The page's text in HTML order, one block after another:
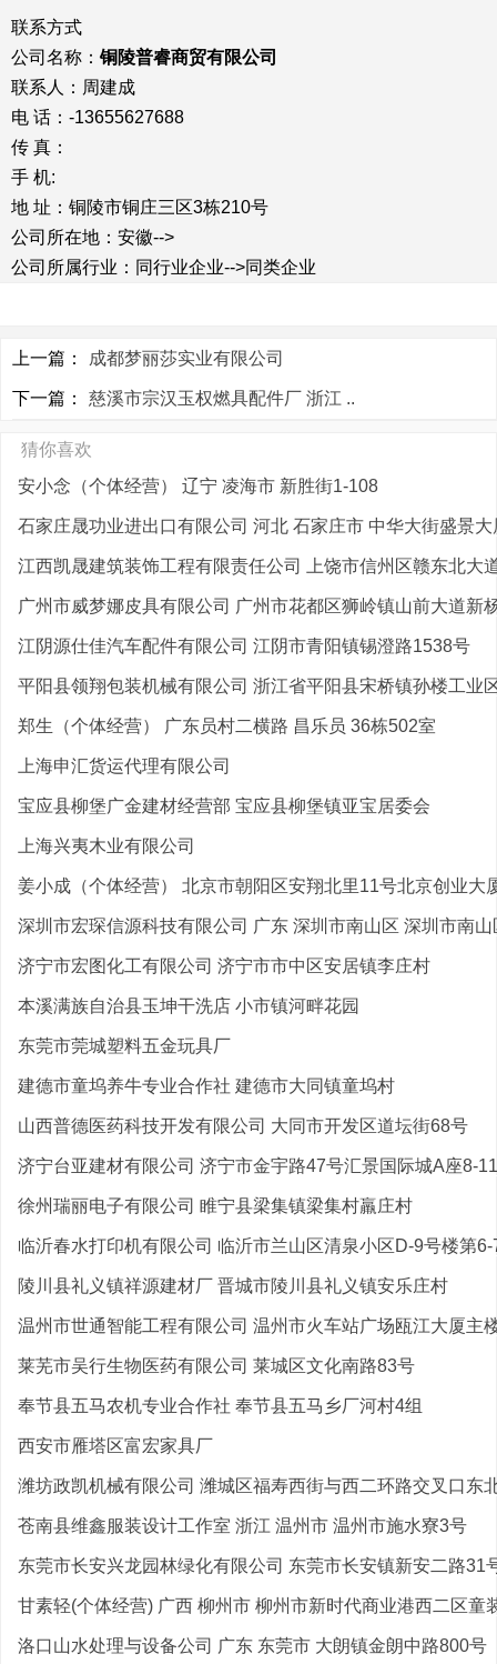
联系方式
公司名称： 铜陵普睿商贸有限公司
联系人：周建成
电 话：-13655627688
传 真：
手 机:
地 址：铜陵市铜庄三区3栋210号
公司所在地：安徽-->
公司所属行业：同行业企业-->同类企业
上一篇： 成都梦丽莎实业有限公司
下一篇： 慈溪市宗汉玉权燃具配件厂 浙江 ..
猜你喜欢
安小念（个体经营） 辽宁 凌海市 新胜街1-108
石家庄晟功业进出口有限公司 河北 石家庄市 中华大街盛景大
江西凯晟建筑装饰工程有限责任公司 上饶市信州区赣东北大
广州市威梦娜皮具有限公司 广州市花都区狮岭镇山前大道新
江阴源仕佳汽车配件有限公司 江阴市青阳镇锡澄路1538号
平阳县领翔包装机械有限公司 浙江省平阳县宋桥镇孙楼工业
郑生（个体经营） 广东员村二横路 昌乐员 36栋502室
上海申汇货运代理有限公司
宝应县柳堡广金建材经营部 宝应县柳堡镇亚宝居委会
上海兴夷木业有限公司
姜小成（个体经营） 北京市朝阳区安翔北里11号北京创业大
深圳市宏琛信源科技有限公司 广东 深圳市南山区 深圳市南山
济宁市宏图化工有限公司 济宁市市中区安居镇李庄村
本溪满族自治县玉坤干洗店 小市镇河畔花园
东莞市莞城塑料五金玩具厂
建德市童坞养牛专业合作社 建德市大同镇童坞村
山西普德医药科技开发有限公司 大同市开发区道坛街68号
济宁台亚建材有限公司 济宁市金宇路47号汇景国际城A座8-
徐州瑞丽电子有限公司 睢宁县梁集镇梁集村羸庄村
临沂春水打印机有限公司 临沂市兰山区清泉小区D-9号楼第6-
陵川县礼义镇祥源建材厂 晋城市陵川县礼义镇安乐庄村
温州市世通智能工程有限公司 温州市火车站广场瓯江大厦主
莱芜市吴行生物医药有限公司 莱城区文化南路83号
奉节县五马农机专业合作社 奉节县五马乡厂河村4组
西安市雁塔区富宏家具厂
潍坊政凯机械有限公司 潍城区福寿西街与西二环路交叉口东
苍南县维鑫服装设计工作室 浙江 温州市 温州市施水寮3号
东莞市长安兴龙园林绿化有限公司 东莞市长安镇新安二路31
甘素轻(个体经营) 广西 柳州市 柳州市新时代商业港西二区童
洛口山水处理与设备公司 广东 东莞市 大朗镇金朗中路800号